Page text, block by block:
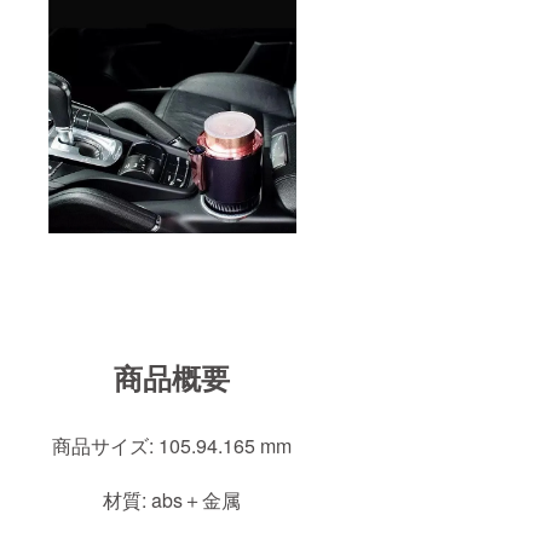
商品概要
商品サイズ: 105.94.165 mm
材質: abs＋金属